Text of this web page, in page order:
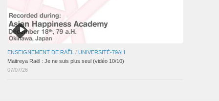
ENSEIGNEMENT DE RAËL / UNIVERSITÉ-79AH
Maitreya Raël : Je ne suis plus seul (vidéo 10/10)
07/07/26